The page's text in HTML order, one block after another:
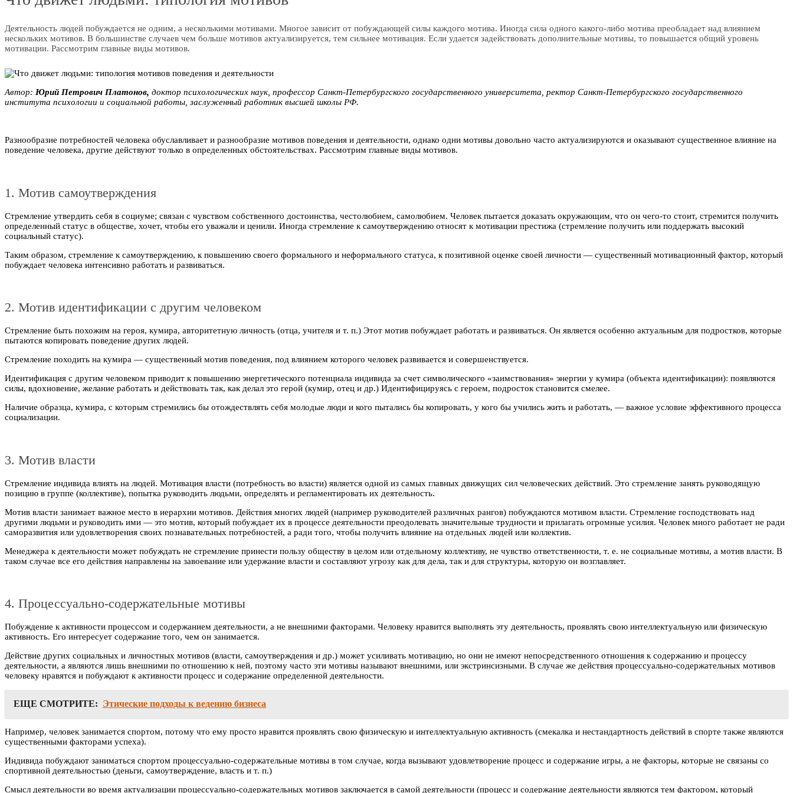
Деятельность людей побуждается не одним, а несколькими мотивами. Многое зависит от побуждающей силы каждого мотива. Иногда сила одного какого-либо мотива преобладает над влиянием
нескольких мотивов. В большинстве случаев чем больше мотивов актуализируется, тем сильнее мотивация. Если удается задействовать дополнительные мотивы, то повышается общий уровень
мотивации. Рассмотрим главные виды мотивов.
Автор: Юрий Петрович Плaтoнoв, доктор психологических наук, профессор Санкт-Петербургского государственного университета, ректор Санкт-Петербургского государственного
института психологии и социальной работы, заслуженный работник высшей школы РФ.
Разнообразие потребностей человека обуславливает и разнообразие мотивов поведения и деятельности, однако одни мотивы довольно часто актуализируются и оказывают существенное влияние на
поведение человека, другие действуют только в определенных обстоятельствах. Рассмотрим главные виды мотивов.
1. Мотив самоутверждения
Стремление утвердить себя в социуме; связан с чувством собственного достоинства, честолюбием, самолюбием. Человек пытается доказать окружающим, что он чего-то стоит, стремится получить
определенный статус в обществе, хочет, чтобы его уважали и ценили. Иногда стремление к самоутверждению относят к мотивации престижа (стремление получить или поддержать высокий
социальный статус).
Таким образом, стремление к самоутверждению, к повышению своего формального и неформального статуса, к позитивной оценке своей личности — существенный мотивационный фактор, который
побуждает человека интенсивно работать и развиваться.
2. Мотив идентификации с другим человеком
Стремление быть похожим на героя, кумира, авторитетную личность (отца, учителя и т. п.) Этот мотив побуждает работать и развиваться. Он является особенно актуальным для подростков, которые
пытаются копировать поведение других людей.
Стремление походить на кумира — существенный мотив поведения, под влиянием которого человек развивается и совершенствуется.
Идентификация с другим человеком приводит к повышению энергетического потенциала индивида за счет символического «заимствования» энергии у кумира (объекта идентификации): появляются
силы, вдохновение, желание работать и действовать так, как делал это герой (кумир, отец и др.) Идентифицируясь с героем, подросток становится смелее.
Наличие образца, кумира, с которым стремились бы отождествлять себя молодые люди и кого пытались бы копировать, у кого бы учились жить и работать, — важное условие эффективного процесса
социализации.
3. Мотив власти
Стремление индивида влиять на людей. Мотивация власти (потребность во власти) является одной из самых главных движущих сил человеческих действий. Это стремление занять руководящую
позицию в группе (коллективе), попытка руководить людьми, определять и регламентировать их деятельность.
Мотив власти занимает важное место в иерархии мотивов. Действия многих людей (например руководителей различных рангов) побуждаются мотивом власти. Стремление господствовать над
другими людьми и руководить ими — это мотив, который побуждает их в процессе деятельности преодолевать значительные трудности и прилагать огромные усилия. Человек много работает не ради
саморазвития или удовлетворения своих познавательных потребностей, а ради того, чтобы получить влияние на отдельных людей или коллектив.
Менеджера к деятельности может побуждать не стремление принести пользу обществу в целом или отдельному коллективу, не чувство ответственности, т. е. не социальные мотивы, а мотив власти. В
таком случае все его действия направлены на завоевание или удержание власти и составляют угрозу как для дела, так и для структуры, которую он возглавляет.
4. Процессуально-содержательные мотивы
Побуждение к активности процессом и содержанием деятельности, а не внешними факторами. Человеку нравится выполнять эту деятельность, проявлять свою интеллектуальную или физическую
активность. Его интересует содержание того, чем он занимается.
Действие других социальных и личностных мотивов (власти, самоутверждения и др.) может усиливать мотивацию, но они не имеют непосредственного отношения к содержанию и процессу
деятельности, а являются лишь внешними по отношению к ней, поэтому часто эти мотивы называют внешними, или экстринсизными. В случае же действия процессуально-содержательных мотивов
человеку нравятся и побуждают к активности процесс и содержание определенной деятельности.
ЕЩЕ СМОТРИТЕ: Этические подходы к ведению бизнеса
Например, человек занимается спортом, потому что ему просто нравится проявлять свою физическую и интеллектуальную активность (смекалка и нестандартность действий в спорте также являются
существенными факторами успеха).
Индивида побуждают заниматься спортом процессуально-содержательные мотивы в том случае, когда вызывают удовлетворение процесс и содержание игры, а не факторы, которые не связаны со
спортивной деятельностью (деньги, самоутверждение, власть и т. п.)
Смысл деятельности во время актуализации процессуально-содержательных мотивов заключается в самой деятельности (процесс и содержание деятельности являются тем фактором, который